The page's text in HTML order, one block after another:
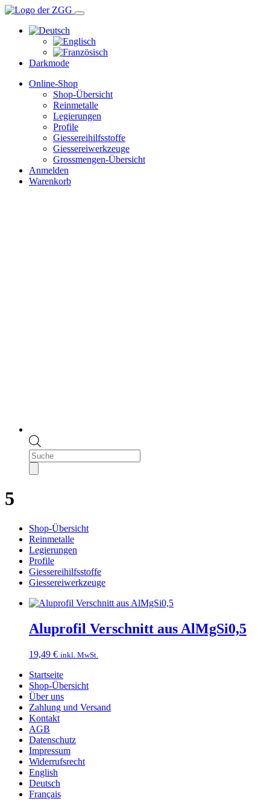
Darkmode
Online-Shop
Shop-Übersicht
Reinmetalle
Legierungen
Profile
Giessereihilfsstoffe
Giessereiwerkzeuge
Grossmengen-Übersicht
Anmelden
Warenkorb
Products
search
5
Shop-Übersicht
Reinmetalle
Legierungen
Profile
Giessereihilfsstoffe
Giessereiwerkzeuge
Aluprofil Verschnitt aus AlMgSi0,5
19,49 € inkl. MwSt.
Startseite
Shop-Übersicht
Über uns
Zahlung und Versand
Kontakt
AGB
Datenschutz
Impressum
Widerrufsrecht
English
Deutsch
Français